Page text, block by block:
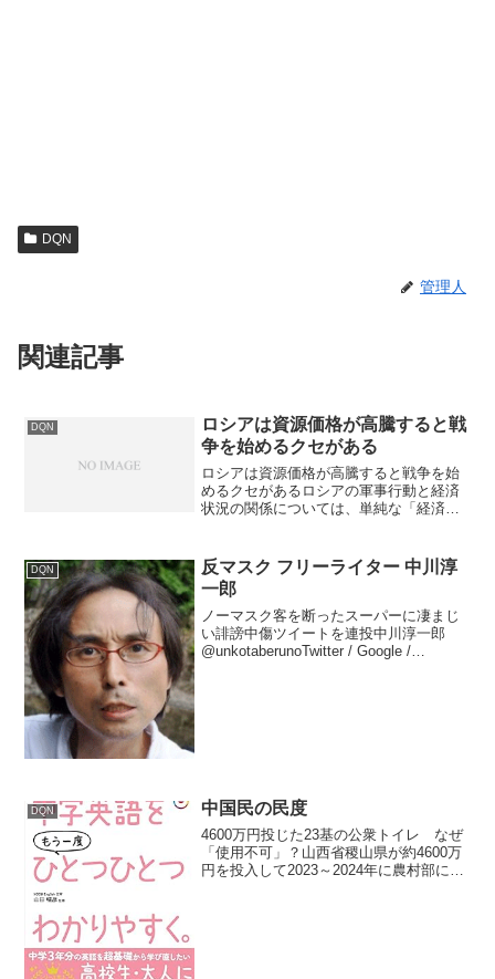
DQN
管理人
関連記事
DQN
ロシアは資源価格が高騰すると戦
争を始めるクセがある
ロシアは資源価格が高騰すると戦争を始
めるクセがあるロシアの軍事行動と経済
状況の関係については、単純な「経済悪
ライチェーンの再編を通じた構造的支
配」といった側面が強く見られ...
DQN
反マスク フリーライター 中川淳
一郎
ノーマスク客を断ったスーパーに凄まじ
い誹謗中傷ツイートを連投中川淳一郎
@unkotaberunoTwitter / Google /
DQN 中国民の民度
4600万円投じた23基の公衆トイレ なぜ
「使用不可」？山西省稷山県が約4600万
円を投入して2023～2024年に農村部に建